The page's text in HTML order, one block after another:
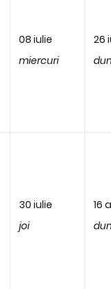
08 iulie
miercuri
26
30 iulie
joi
16